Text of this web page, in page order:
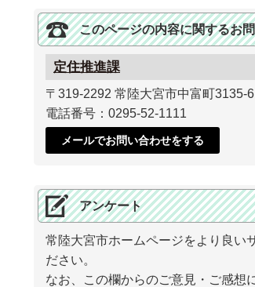
このページの内容に関するお
定住推進課
〒319-2292 常陸大宮市中富町3135-
電話番号：0295-52-1111
メールでお問い合わせをする
アンケート
常陸大宮市ホームページをより良い
ださい。
なお、この欄からのご意見・ご感想